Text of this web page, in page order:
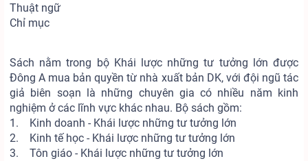
Thuật ngữ
Chỉ mục
Sách nằm trong bộ Khái lược những tư tưởng lớn được
Đông A mua bản quyền từ nhà xuất bản DK, với đội ngũ tác
giả biên soạn là những chuyên gia có nhiều năm kinh
nghiệm ở các lĩnh vực khác nhau. Bộ sách gồm:
1. Kinh doanh - Khái lược những tư tưởng lớn
2. Kinh tế học - Khái lược những tư tưởng lớn
3. Tôn giáo - Khái lược những tư tưởng lớn